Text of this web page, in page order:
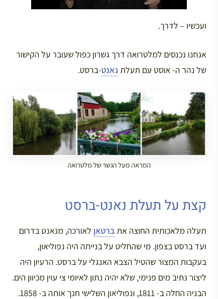
ועכשיו – לדרך.
אנחנו נכנסים למלטרואה דרך גשרון כפול שעובר על הקישור
של נהר ה- אוסט עם תעלת נאנט-ברסט.
המראה מעל הגשר של מלטרואה
קצת על תעלת נאנט-ברסט
תעלה מלאכותית החוצה את ברטאן לאורכה, מנאנט בדרום
ועד ברסט בצפון. מי שהחליט על בנייתה היה נפוליאון,
בעקבות המצור שהטיל הצבא האנגלי על ברסט. הרעיון היה
ליצור נתיב מים פנימי, שלא יהיה נתון לאיומי צי עוין מכיוון הים.
הבניה החלה ב- 1811, ונפוליאון השלישי חנך אותה ב- 1858.